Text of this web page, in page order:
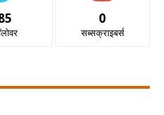
0
सब्सक्राइबर्स